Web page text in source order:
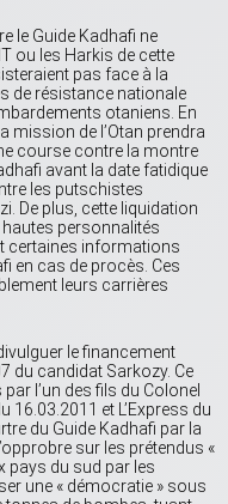
le Guide Kadhafi ne
ou les Harkis de cette
pas face à la
de résistance nationale
otaniens. En
mission de l’Otan prendra
course contre la montre
avant la date fatidique
les putschistes
De plus, cette liquidation
personnalités
certaines informations
en cas de procès. Ces
leurs carrières
le financement
du candidat Sarkozy. Ce
l’un des fils du Colonel
16.03.2011 et L’Express du
du Guide Kadhafi par la
sur les prétendus «
pays du sud par les
une « démocratie » sous